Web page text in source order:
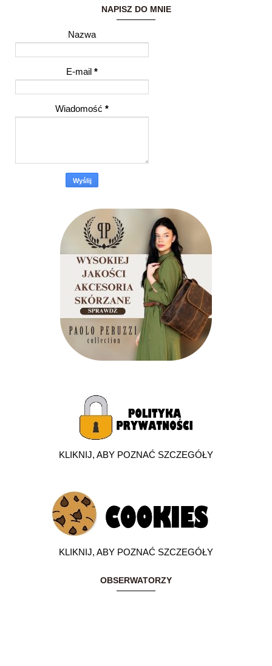
NAPISZ DO MNIE
Nazwa
E-mail *
Wiadomość *
KLIKNIJ, ABY POZNAĆ SZCZEGÓŁY
KLIKNIJ, ABY POZNAĆ SZCZEGÓŁY
OBSERWATORZY